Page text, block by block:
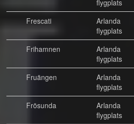
flygplats
Frescati
Arlanda
flygplats
Frihamnen
Arlanda
flygplats
Fruängen
Arlanda
flygplats
Frösunda
Arlanda
flygplats